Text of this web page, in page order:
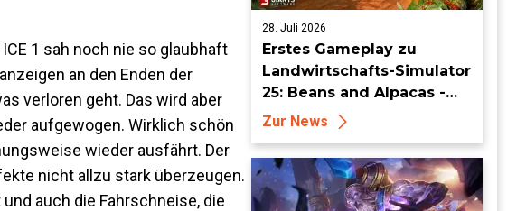
1 sah noch nie so glaubhaft
an den Enden der
verloren geht. Das wird aber
aufgewogen. Wirklich schön
wieder ausfährt. Der
nicht allzu stark überzeugen.
auch die Fahrschneise, die
28. Juli 2026
Erstes Gameplay zu
Landwirtschafts-Simulator
25: Beans and Alpacas -
Mehr auf FarmCon
Zur News